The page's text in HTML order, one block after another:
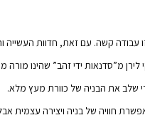
עבודה קשה. עם זאת, חדוות העשייה
מ”סדנאות ידי זהב” שהינו מורה
שלב את הבניה של כוורת מעץ מלא.
חוויה של בניה ויצירה עצמית